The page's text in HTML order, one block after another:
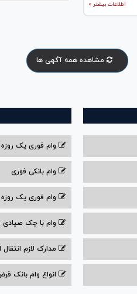
اطلاعات بیشتر >
مشاهده همه آگهی ها
وام فوری یک روزه
وام بانکی فوری
وام فوری یک روزه
وام با‌ چک صیادی‌
مدارک لازم
انواع وام بانک قرض